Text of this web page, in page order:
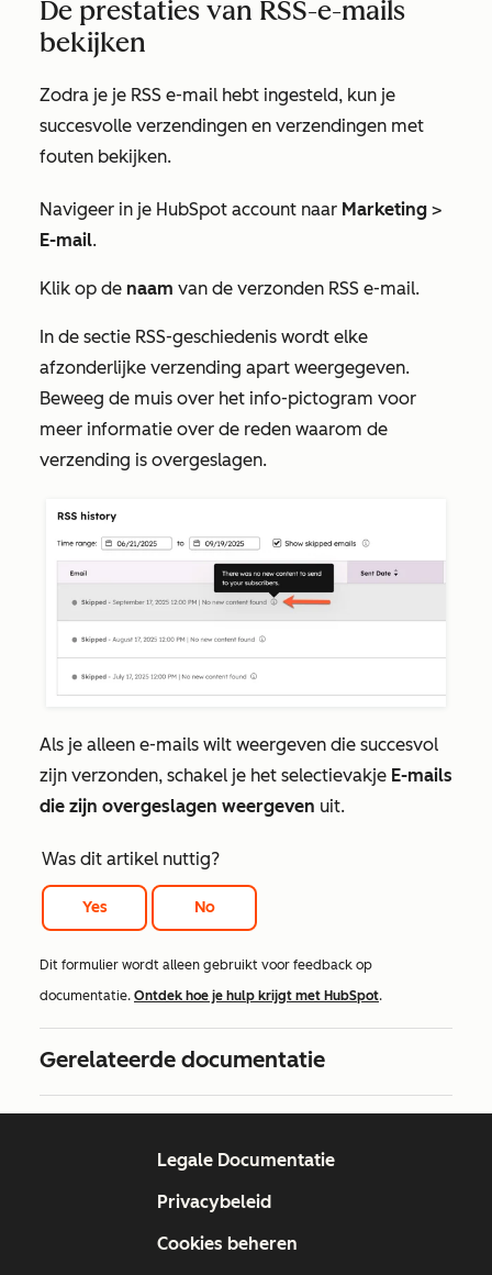
De prestaties van RSS-e-mails
bekijken
Zodra je je RSS e-mail hebt ingesteld, kun je
succesvolle verzendingen en verzendingen met
fouten bekijken.
Navigeer in je HubSpot account naar Marketing >
E-mail.
Klik op de naam van de verzonden RSS e-mail.
In de sectie RSS-geschiedenis wordt elke
afzonderlijke verzending apart weergegeven.
Beweeg de muis over het info-pictogram voor
meer informatie over de reden waarom de
verzending is overgeslagen.
Als je alleen e-mails wilt weergeven die succesvol
zijn verzonden, schakel je het selectievakje E-mails
die zijn overgeslagen weergeven uit.
Was dit artikel nuttig?
Yes No
Dit formulier wordt alleen gebruikt voor feedback op
documentatie. Ontdek hoe je hulp krijgt met HubSpot.
Gerelateerde documentatie
Legale Documentatie
Privacybeleid
Cookies beheren